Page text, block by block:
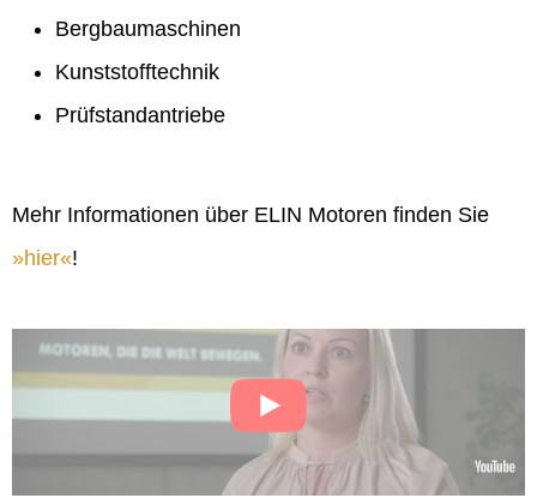
Bergbaumaschinen
Kunststofftechnik
Prüfstandantriebe
Mehr Informationen über ELIN Motoren finden Sie
hier !